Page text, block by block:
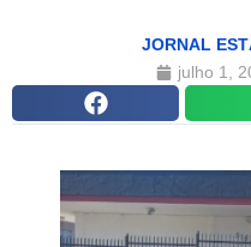
JORNAL
julho 1,